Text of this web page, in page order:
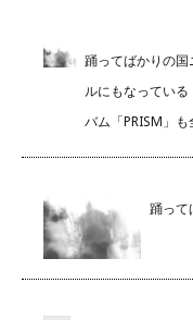
踊ってばかりの国
ルにもなってい
バム「PRISM」も
踊って